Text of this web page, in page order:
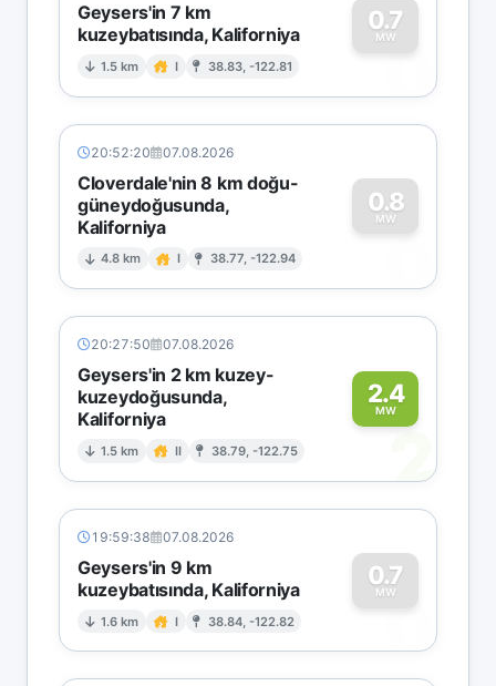
Geysers'in 7 km
kuzeybatısında, Kaliforniya
1.5 km I 38.83, -122.81
0.7
MW
0
20:52:20 07.08.2026
Cloverdale'nin 8 km doğu-
güneydoğusunda,
Kaliforniya
4.8 km I 38.77, -122.94
0.8
MW
0
20:27:50 07.08.2026
Geysers'in 2 km kuzey-
kuzeydoğusunda,
Kaliforniya
1.5 km II 38.79, -122.75
2.4
MW
2
19:59:38 07.08.2026
Geysers'in 9 km
kuzeybatısında, Kaliforniya
1.6 km I 38.84, -122.82
0.7
MW
0